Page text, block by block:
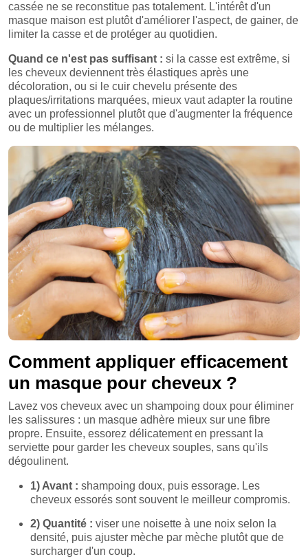
cassée ne se reconstitue pas totalement. L'intérêt d'un
masque maison est plutôt d'améliorer l'aspect, de gainer, de
limiter la casse et de protéger au quotidien.
Quand ce n'est pas suffisant : si la casse est extrême, si
les cheveux deviennent très élastiques après une
décoloration, ou si le cuir chevelu présente des
plaques/irritations marquées, mieux vaut adapter la routine
avec un professionnel plutôt que d'augmenter la fréquence
ou de multiplier les mélanges.
Comment appliquer efficacement
un masque pour cheveux ?
Lavez vos cheveux avec un shampoing doux pour éliminer
les salissures : un masque adhère mieux sur une fibre
propre. Ensuite, essorez délicatement en pressant la
serviette pour garder les cheveux souples, sans qu'ils
dégoulinent.
1) Avant : shampoing doux, puis essorage. Les
cheveux essorés sont souvent le meilleur compromis.
2) Quantité : viser une noisette à une noix selon la
densité, puis ajuster mèche par mèche plutôt que de
surcharger d'un coup.